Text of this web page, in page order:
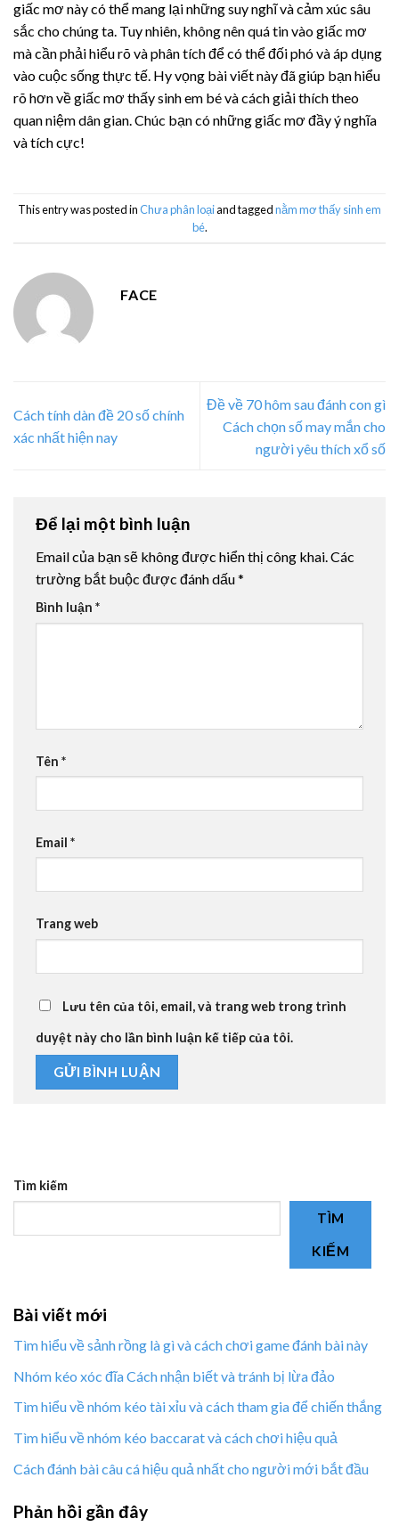
Tìm kiếm
TÌM
KIẾM
Bài viết mới
Tìm hiểu về sảnh rồng là gì và cách chơi game đánh bài này
Nhóm kéo xóc đĩa Cách nhận biết và tránh bị lừa đảo
Tìm hiểu về nhóm kéo tài xỉu và cách tham gia để chiến thắng
Tìm hiểu về nhóm kéo baccarat và cách chơi hiệu quả
Cách đánh bài câu cá hiệu quả nhất cho người mới bắt đầu
Phản hồi gần đây
giấc mơ này có thể mang lại những suy nghĩ và cảm xúc sâu
sắc cho chúng ta. Tuy nhiên, không nên quá tin vào giấc mơ
mà cần phải hiểu rõ và phân tích để có thể đối phó và áp dụng
vào cuộc sống thực tế. Hy vọng bài viết này đã giúp bạn hiểu
rõ hơn về giấc mơ thấy sinh em bé và cách giải thích theo
quan niệm dân gian. Chúc bạn có những giấc mơ đầy ý nghĩa
và tích cực!
This entry was posted inChưa phân loạiand taggednằm mơ thấy sinh em
bé.
FACE
Cách tính dàn đề 20 số chính
xác nhất hiện nay
Đề về 70 hôm sau đánh con gì
Cách chọn số may mắn cho
người yêu thích xổ số
Để lại một bình luận
Email của bạn sẽ không được hiển thị công khai.Các
trường bắt buộc được đánh dấu*
Bình luận *
Tên *
Email *
Trang web
Lưu tên của tôi, email, và trang web trong trình
duyệt này cho lần bình luận kế tiếp của tôi.